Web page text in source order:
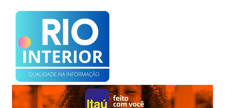
para
conteúdo